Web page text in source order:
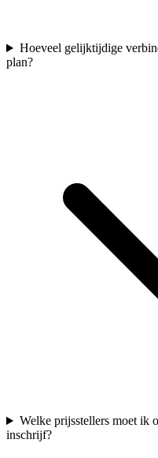
Hoeveel gelijktijdige
plan?
Welke prijsstellers moet ik
inschrijf?